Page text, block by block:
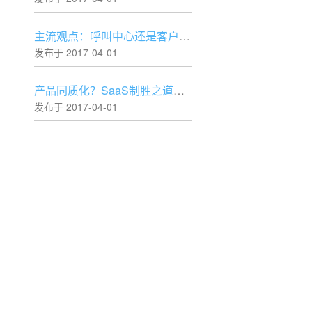
主流观点：呼叫中心还是客户中心？
发布于 2017-04-01
产品同质化？SaaS制胜之道本就不在工具层！
发布于 2017-04-01